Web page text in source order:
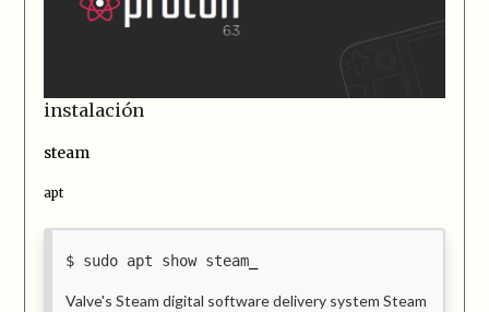
instalación
steam
apt
sudo apt show steam
Valve's Steam digital software delivery system Steam